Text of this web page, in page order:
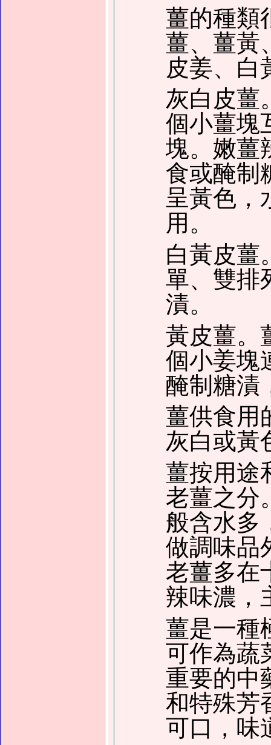
薑的種類
薑、薑黃
皮姜、白
灰白皮薑
個小薑塊
塊。嫩薑
食或醃制
呈黃色，
用。
白黃皮薑
單、雙排
漬。
黃皮薑。
個小姜塊
醃制糖漬
薑供食用
灰白或黃
薑按用途
老薑之分
般含水多
做調味品
老薑多在
辣味濃，
薑是一種
可作為蔬
重要的中
和特殊芳
可口，味